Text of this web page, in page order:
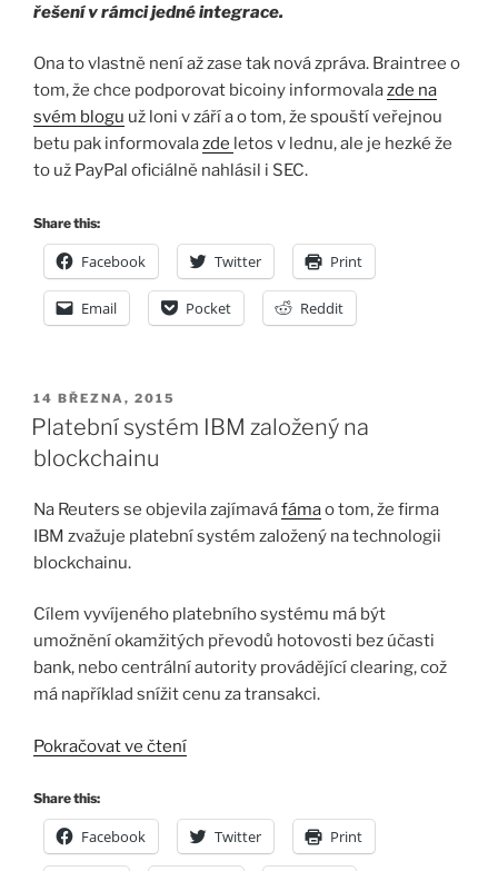
řešení v rámci jedné integrace.
Ona to vlastně není až zase tak nová zpráva. Braintree o
tom, že chce podporovat bicoiny informovalazde na
svém blogu už loni v září a o tom, že spouští veřejnou
betu pak informovalazde letos v lednu, ale je hezké že
to už PayPal oficiálně nahlásil i SEC.
Share this:
Facebook Twitter Print
Email Pocket Reddit
PUBLIKOVÁNO
14 BŘEZNA, 2015
Platební systém IBM založený na
blockchainu
Na Reuters se objevila zajímaváfámao tom, že firma
IBM zvažuje platební systém založený na technologii
blockchainu.
Cílem vyvíjeného platebního systému má být
umožnění okamžitých převodů hotovosti bez účasti
bank, nebo centrální autority provádějící clearing, což
má například snížit cenu za transakci.
Pokračovat ve čtení„Platební
založený
na
Share this:
Facebook Twitter Print